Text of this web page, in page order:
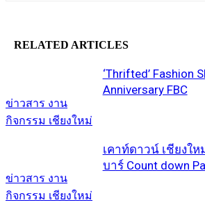
RELATED ARTICLES
ข่าวสาร งาน
กิจกรรม เชียงใหม่
‘Thrifted’ Fashion
Anniversary FBC
ข่าวสาร งาน
กิจกรรม เชียงใหม่
เคาท์ดาวน์ เชียงใ
บาร์ Count down